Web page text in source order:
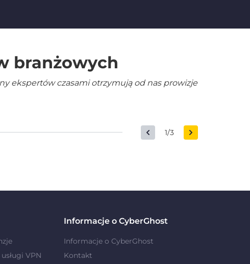
branżowych
ekspertów czasami otrzymują od nas prowizje
1/3
VPN
Informacje o CyberGhost
Informacje o CyberGhost
Kontakt